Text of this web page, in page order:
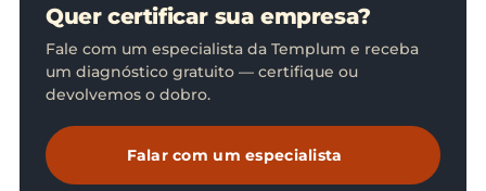
Quer certificar sua empresa?
Fale com um especialista da Templum e receba
um diagnóstico gratuito — certifique ou
devolvemos o dobro.
Falar com um especialista